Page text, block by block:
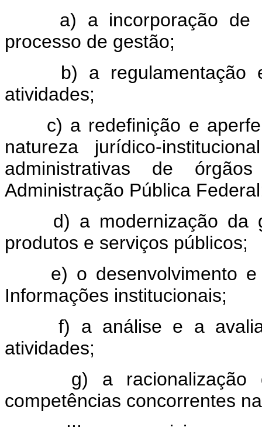
a) a incorporação de
processo de gestão;
b) a regulamentação e
atividades;
c) a redefinição e
natureza jurídico-
administrativas de
Administração Pública
d) a modernização da
produtos e serviços públicos;
e) o desenvolvimento e
Informações institucionais;
f) a análise e a
atividades;
g) a racionalização
competências concorrentes